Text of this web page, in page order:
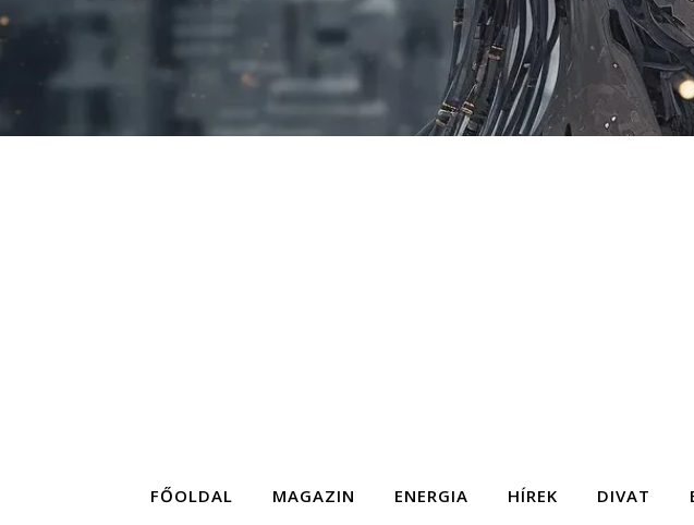
FŐOLDAL MAGAZIN ENERGIA HÍREK DIVAT